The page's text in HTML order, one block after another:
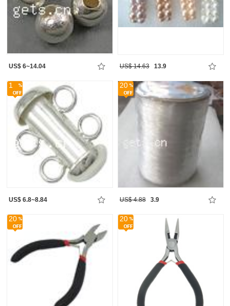
US$ 6~14.04 US$ 14.63 13.9
1
US$ 6.8~8.84
20
US$ 4.88 3.9
20 20